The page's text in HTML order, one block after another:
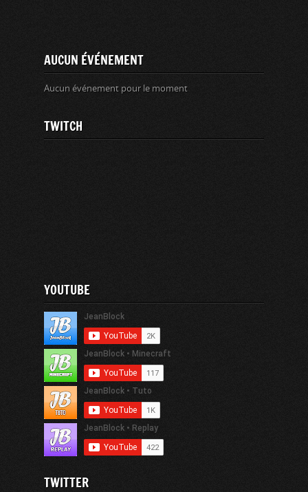
AUCUN ÉVÉNEMENT
Aucun événement pour le moment
TWITCH
YOUTUBE
TWITTER